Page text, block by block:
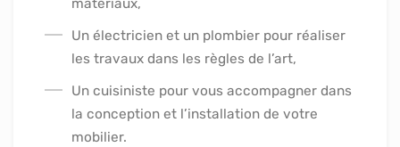
matériaux,
Un électricien et un plombier pour réaliser
les travaux dans les règles de l’art,
Un cuisiniste pour vous accompagner dans
la conception et l’installation de votre
mobilier.